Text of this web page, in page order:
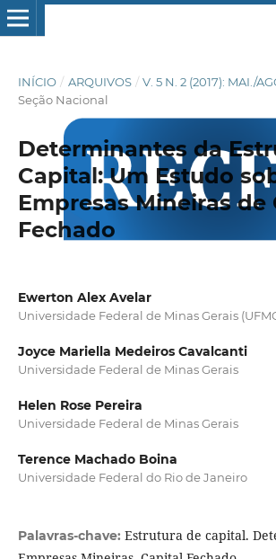
INÍCIO / ARQUIVOS / V. 5 N. 2 (2017): MAI./
Seção Nacional
Determinantes da
Capital: Um Estudo
Empresas Mineiras de
Fechado
Ewerton Alex Avelar
Universidade Federal de Minas Gerais
Joyce Mariella Medeiros Cavalcanti
Universidade Federal de Minas Gerais
Helen Rose Pereira
Universidade Federal de Minas Gerais
Terence Machado Boina
Universidade Federal do Rio de Janeiro
Palavras-chave: Estrutura de capital.